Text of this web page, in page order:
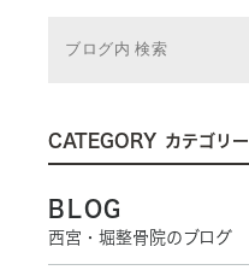
CATEGORY カテゴリー
BLOG
西宮・堀整骨院のブログ